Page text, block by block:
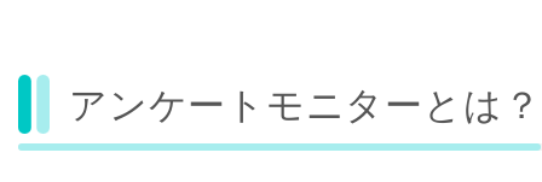
アンケートモニターとは？